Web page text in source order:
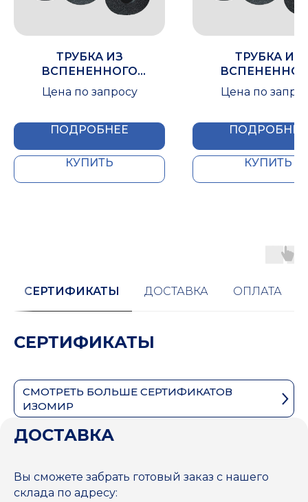
ТРУБКА ИЗ
ВСПЕНЕННОГО
КАУЧУКА IZOMIR 19X140
Цена по запросу
ПОДРОБНЕЕ
КУПИТЬ
ТРУБКА ИЗ
КАУЧУКА IZOMIR
Цена по
ПОДРОБНЕЕ
КУПИТЬ
СЕРТИФИКАТЫ ДОСТАВКА ОПЛАТА
СЕРТИФИКАТЫ
СМОТРЕТЬ БОЛЬШЕ СЕРТИФИКАТОВ
ИЗОМИР
ДОСТАВКА
Вы сможете забрать готовый заказ с нашего
склада по адресу: